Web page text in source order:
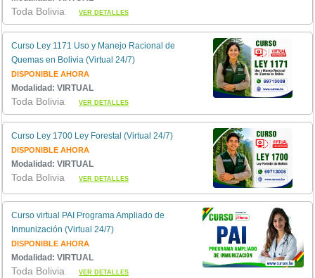
Toda BoliviaVER DETALLES
Curso Ley 1171 Uso y Manejo Racional de
Quemas en Bolivia (Virtual 24/7)
DISPONIBLE AHORA
Modalidad: VIRTUAL
Toda BoliviaVER DETALLES
Curso Ley 1700 Ley Forestal (Virtual 24/7)
DISPONIBLE AHORA
Modalidad: VIRTUAL
Toda BoliviaVER DETALLES
Curso virtual PAI Programa Ampliado de
Inmunización (Virtual 24/7)
DISPONIBLE AHORA
Modalidad: VIRTUAL
Toda BoliviaVER DETALLES